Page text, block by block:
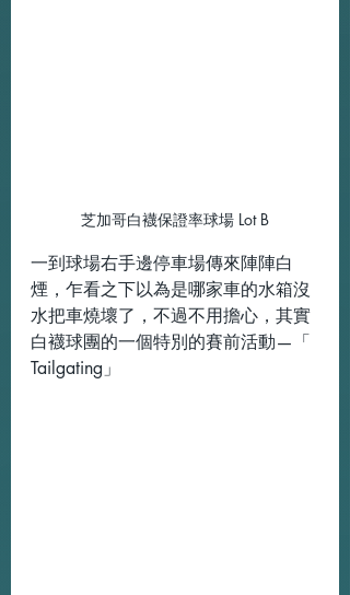
芝加哥白襪保證率球場 Lot B
一到球場右手邊停車場傳來陣陣白
煙，乍看之下以為是哪家車的水箱沒
水把車燒壞了，不過不用擔心，其實
白襪球團的一個特別的賽前活動—「
Tailgating」